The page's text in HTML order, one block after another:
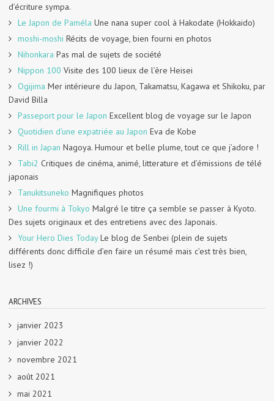
d’écriture sympa.
Le Japon de Paméla Une nana super cool à Hakodate (Hokkaido)
moshi-moshi Récits de voyage, bien fourni en photos
Nihonkara Pas mal de sujets de société
Nippon 100 Visite des 100 lieux de l’ère Heisei
Ogijima Mer intérieure du Japon, Takamatsu, Kagawa et Shikoku, par
David Billa
Passeport pour le Japon Excellent blog de voyage sur le Japon
Quotidien d'une expatriée au Japon Eva de Kobe
Rill in Japan Nagoya. Humour et belle plume, tout ce que j’adore !
Tabi2 Critiques de cinéma, animé, litterature et d’émissions de télé
japonais
Tanukitsuneko Magnifiques photos
Une fourmi à Tokyo Malgré le titre ça semble se passer à Kyoto.
Des sujets originaux et des entretiens avec des Japonais.
Your Hero Dies TodayLe blog de Senbei (plein de sujets
différents donc difficile d’en faire un résumé mais c’est très bien,
lisez !)
ARCHIVES
janvier 2023
janvier 2022
novembre 2021
août 2021
mai 2021